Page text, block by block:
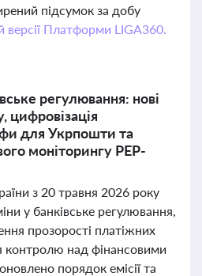
підсумок за добу
версії Платформи LIGA360.
регулювання: нові
цифровізація
для Укрпошти та
моніторингу PEP-
з 20 травня 2026 року
у банківське регулювання,
прозорості платіжних
контролю над фінансовими
порядок емісії та